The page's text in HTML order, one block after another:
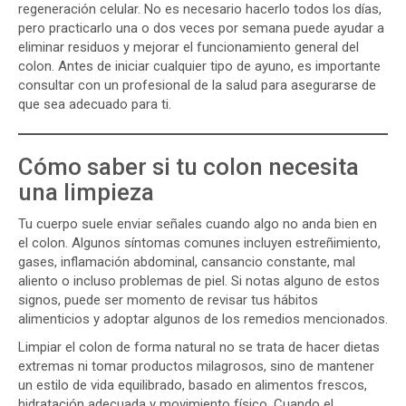
regeneración celular. No es necesario hacerlo todos los días,
pero practicarlo una o dos veces por semana puede ayudar a
eliminar residuos y mejorar el funcionamiento general del
colon. Antes de iniciar cualquier tipo de ayuno, es importante
consultar con un profesional de la salud para asegurarse de
que sea adecuado para ti.
Cómo saber si tu colon necesita
una limpieza
Tu cuerpo suele enviar señales cuando algo no anda bien en
el colon. Algunos síntomas comunes incluyen estreñimiento,
gases, inflamación abdominal, cansancio constante, mal
aliento o incluso problemas de piel. Si notas alguno de estos
signos, puede ser momento de revisar tus hábitos
alimenticios y adoptar algunos de los remedios mencionados.
Limpiar el colon de forma natural no se trata de hacer dietas
extremas ni tomar productos milagrosos, sino de mantener
un estilo de vida equilibrado, basado en alimentos frescos,